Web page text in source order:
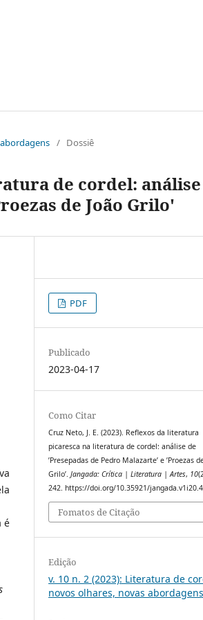
/ Dossiê
de cordel: análise
de João Grilo'
é
PDF
Publicado
2023-04-17
Como Citar
Cruz Neto, J. E. (2023). Reflexos da literatura
picaresca na literatura de cordel: análise de
’Presepadas de Pedro Malazarte’ e ’Proezas
Grilo’.Jangada: Crítica | Literatura | Artes, 10
242. https://doi.org/10.35921/
Fomatos de Citação
Edição
v. 10 n. 2 (2023): Literatura de
novos olhares, novas abordagens